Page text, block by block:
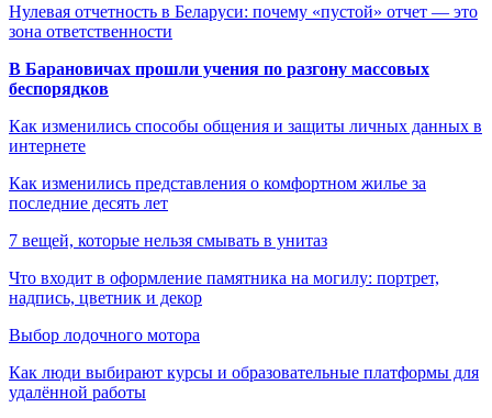
Нулевая отчетность в Беларуси: почему «пустой» отчет — это
зона ответственности
В Барановичах прошли учения по разгону массовых
беспорядков
Как изменились способы общения и защиты личных данных в
интернете
Как изменились представления о комфортном жилье за
последние десять лет
7 вещей, которые нельзя смывать в унитаз
Что входит в оформление памятника на могилу: портрет,
надпись, цветник и декор
Выбор лодочного мотора
Как люди выбирают курсы и образовательные платформы для
удалённой работы